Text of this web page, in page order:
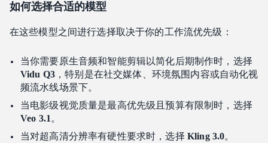
如何选择合适的模型
在这些模型之间进行选择取决于你的工作流优先级：
当你需要原生音频和智能剪辑以简化后期制作时，选择
Vidu Q3 ，特别是在社交媒体、环境氛围内容或自动化视
频流水线场景下。
当电影级视觉质量是最高优先级且预算有限制时，选择
Veo 3.1 。
当对超高清分辨率有硬性要求时，选择 Kling 3.0。